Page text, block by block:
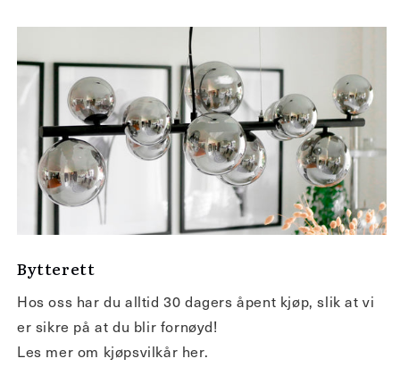
Bytterett
Hos oss har du alltid 30 dagers åpent kjøp, slik at vi
er sikre på at du blir fornøyd!
Les mer om kjøpsvilkår her.